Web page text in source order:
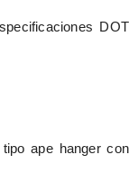
DOT
ape hanger con